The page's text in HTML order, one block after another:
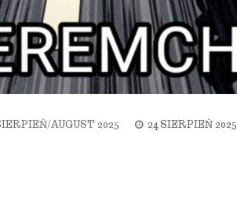
AUGUST 2025 24 SIERPIEŃ 2025